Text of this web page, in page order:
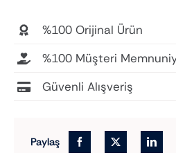
%100 Orijinal Ürün
%100 Müşteri
Güvenli Alışveriş
Paylaş